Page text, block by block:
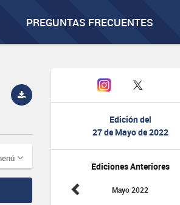
PREGUNTAS FRECUENTES
Edición del
27 de Mayo de 2022
Ediciones Anteriores
Mayo 2022